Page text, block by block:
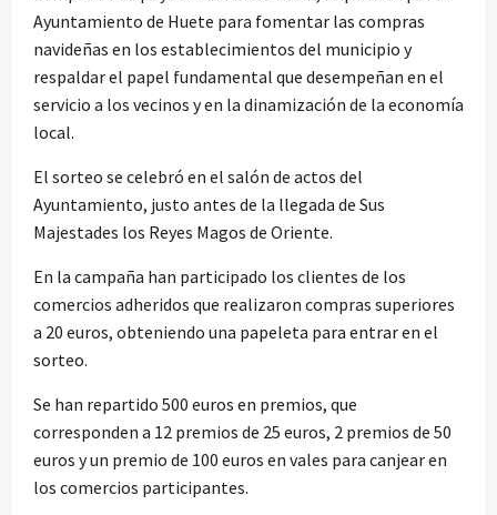
Ayuntamiento de Huete para fomentar las compras
navideñas en los establecimientos del municipio y
respaldar el papel fundamental que desempeñan en el
servicio a los vecinos y en la dinamización de la economía
local.
El sorteo se celebró en el salón de actos del
Ayuntamiento, justo antes de la llegada de Sus
Majestades los Reyes Magos de Oriente.
En la campaña han participado los clientes de los
comercios adheridos que realizaron compras superiores
a 20 euros, obteniendo una papeleta para entrar en el
sorteo.
Se han repartido 500 euros en premios, que
corresponden a 12 premios de 25 euros, 2 premios de 50
euros y un premio de 100 euros en vales para canjear en
los comercios participantes.